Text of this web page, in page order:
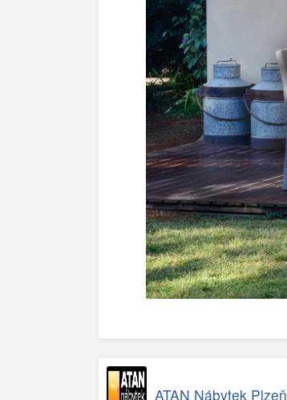
ATAN Nábytek Plzeň